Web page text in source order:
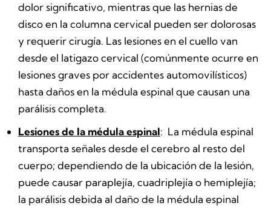
dolor significativo, mientras que las hernias de
disco en la columna cervical pueden ser dolorosas
y requerir cirugía. Las lesiones en el cuello van
desde el latigazo cervical (comúnmente ocurre en
lesiones graves por accidentes automovilísticos)
hasta daños en la médula espinal que causan una
parálisis completa.
Lesiones de la médula espinal: La médula espinal
transporta señales desde el cerebro al resto del
cuerpo; dependiendo de la ubicación de la lesión,
puede causar paraplejía, cuadriplejía o hemiplejía;
la parálisis debida al daño de la médula espinal